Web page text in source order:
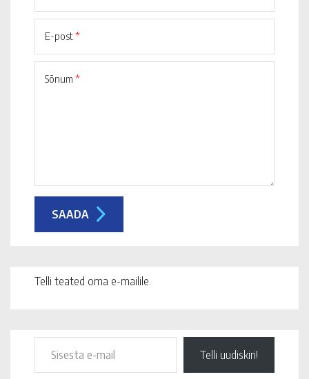
E-post*
Sõnum *
Telli teated oma e-mailile.
Telli uudiskiri!